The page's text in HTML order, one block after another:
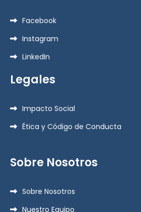
Facebook
Instagram
LinkedIn
Legales
Impacto Social
Ética y Código de Conducta
Sobre Nosotros
Sobre Nosotros
Nuestro Equipo